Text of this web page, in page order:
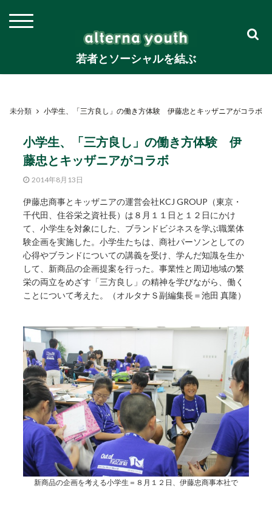
若者とソーシャルを結ぶ
未分類 小学生、「三方良し」の働き方体験 伊藤忠とキッザニアがコラボ
小学生、「三方良し」の働き方体験 伊
藤忠とキッザニアがコラボ
2014年8月13日
伊藤忠商事とキッザニアの運営会社KCJ GROUP（東京・
千代田、住谷栄之資社長）は８月１１日と１２日にかけ
て、小学生を対象にした、ブランドビジネスを学ぶ職業体
験企画を実施した。小学生たちは、商社パーソンとしての
心得やブランドについての講義を受け、学んだ知識を生か
して、新商品の企画提案を行った。事業性と周辺地域の繁
栄の両立をめざす「三方良し」の精神を学びながら、働く
ことについて考えた。（オルタナＳ副編集長＝池田 真隆）
新商品の企画を考える小学生＝８月１２日、伊藤忠商事本社で